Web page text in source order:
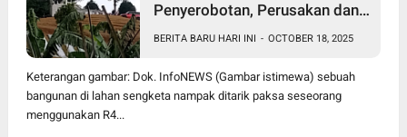
Penyerobotan, Perusakan dan
Pancawati Bogor, Kasusnya
Jadi Sorotan Publik
BERITA BARU HARI INI - OCTOBER 18, 2025
Keterangan gambar: Dok. InfoNEWS (Gambar istimewa) sebuah
bangunan di lahan sengketa nampak ditarik paksa seseorang
menggunakan R4...